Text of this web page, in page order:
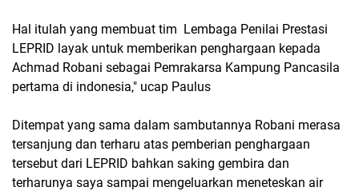
Hal itulah yang membuat tim Lembaga Penilai Prestasi
LEPRID layak untuk memberikan penghargaan kepada
Achmad Robani sebagai Pemrakarsa Kampung Pancasila
pertama di indonesia," ucap Paulus
Ditempat yang sama dalam sambutannya Robani merasa
tersanjung dan terharu atas pemberian penghargaan
tersebut dari LEPRID bahkan saking gembira dan
terharunya saya sampai mengeluarkan meneteskan air